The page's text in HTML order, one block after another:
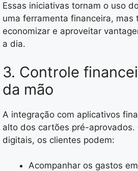
Essas iniciativas tornam o uso
uma ferramenta financeira, mas
economizar e aproveitar
a dia.
3. Controle
da mão
A integração com aplicativos
alto dos cartões pré-aprovados.
digitais, os clientes podem:
Acompanhar os gastos